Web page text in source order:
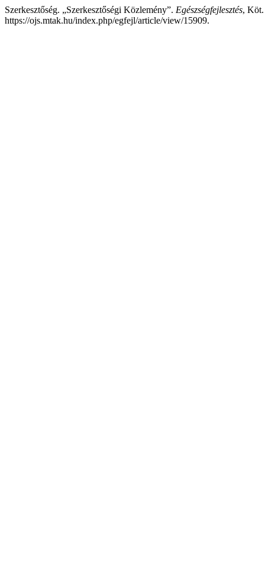
Szerkesztőség. „Szerkesztőségi Közlemény”. Egészségfejlesztés, Köt.
https://ojs.mtak.hu/index.php/egfejl/article/view/15909.